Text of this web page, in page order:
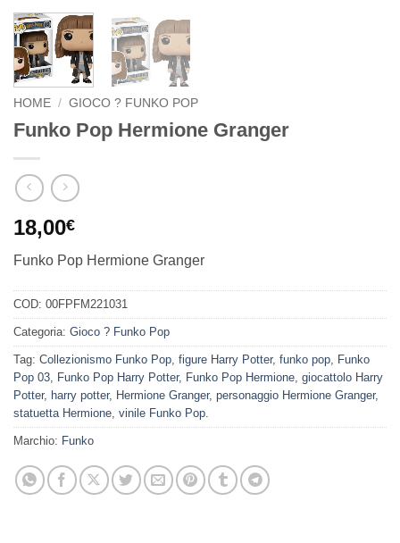
HOME / GIOCO ? FUNKO POP
Funko Pop Hermione Granger
18,00€
Funko Pop Hermione Granger
COD: 00FPFM221031
Categoria: Gioco ? Funko Pop
Tag: Collezionismo Funko Pop figure Harry Potter, funko pop Funko
Pop 03 Funko Pop Harry Potter, Funko Pop Hermione giocattolo Harry
Potter, harry potter, Hermione Granger, personaggio Hermione Granger,
statuetta Hermione vinile Funko Pop.
Marchio: Funko